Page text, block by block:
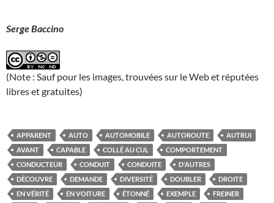
Serge Baccino
(Note : Sauf pour les images, trouvées sur le Web et réputées
libres et gratuites)
APPARENT AUTO AUTOMOBILE AUTOROUTE
AUTRUI
AVANT
CAPABLE COLLÉ AU CUL
COMPORTEMENT
CONDUCTEUR
CONDUIT CONDUITE
D'AUTRES
DÉCOUVRE
DEMANDE DIVERSITÉ DOUBLER
DROITE
EN VÉRITÉ
EN VOITURE ÉTONNÉ EXEMPLE
FREINER